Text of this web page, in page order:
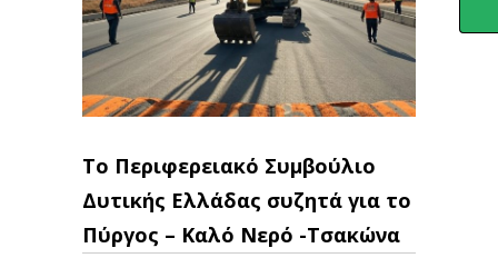
Το Περιφερειακό Συμβούλιο
Δυτικής Ελλάδας συζητά για το
Πύργος – Καλό Νερό -Τσακώνα